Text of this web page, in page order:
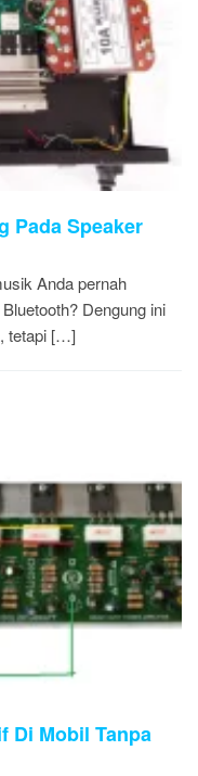
Pada Speaker
Anda pernah
Dengung ini
tetapi […]
Di Mobil Tanpa